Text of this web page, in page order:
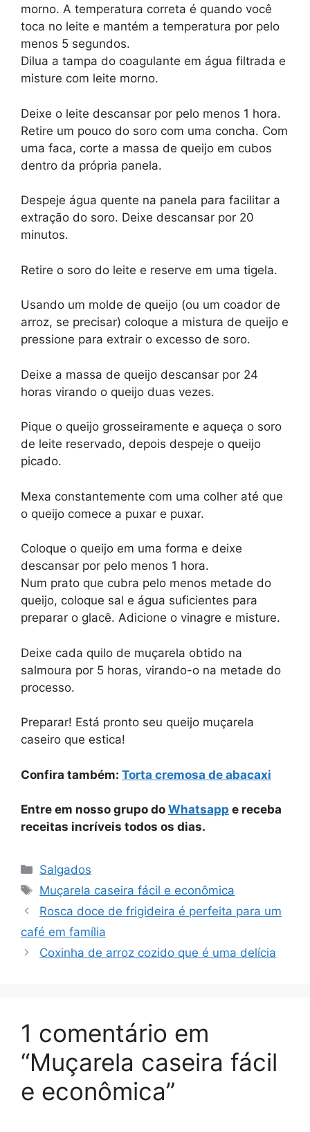
morno. A temperatura correta é quando você
toca no leite e mantém a temperatura por pelo
menos 5 segundos.
Dilua a tampa do coagulante em água filtrada e
misture com leite morno.
Deixe o leite descansar por pelo menos 1 hora.
Retire um pouco do soro com uma concha. Com
uma faca, corte a massa de queijo em cubos
dentro da própria panela.
Despeje água quente na panela para facilitar a
extração do soro. Deixe descansar por 20
minutos.
Retire o soro do leite e reserve em uma tigela.
Usando um molde de queijo (ou um coador de
arroz, se precisar) coloque a mistura de queijo e
pressione para extrair o excesso de soro.
Deixe a massa de queijo descansar por 24
horas virando o queijo duas vezes.
Pique o queijo grosseiramente e aqueça o soro
de leite reservado, depois despeje o queijo
picado.
Mexa constantemente com uma colher até que
o queijo comece a puxar e puxar.
Coloque o queijo em uma forma e deixe
descansar por pelo menos 1 hora.
Num prato que cubra pelo menos metade do
queijo, coloque sal e água suficientes para
preparar o glacê. Adicione o vinagre e misture.
Deixe cada quilo de muçarela obtido na
salmoura por 5 horas, virando-o na metade do
processo.
Preparar! Está pronto seu queijo muçarela
caseiro que estica!
Confira também: Torta cremosa de abacaxi
Entre em nosso grupo do Whatsapp e receba
receitas incríveis todos os dias.
Categorias
Salgados
Tags
Muçarela caseira fácil e econômica
Rosca doce de frigideira é perfeita para um
café em família
Coxinha de arroz cozido que é uma delícia
1 comentário em
“Muçarela caseira fácil
e econômica”